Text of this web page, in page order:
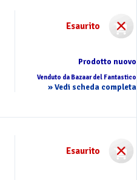
Esaurito
Prodotto nuovo
Venduto da Bazaar del Fantastico
» Vedi scheda completa
Esaurito